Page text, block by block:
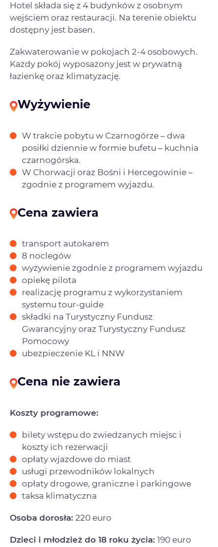
Hotel składa się z 4 budynków z osobnym
wejściem oraz restauracji. Na terenie obiektu
dostępny jest basen.
Zakwaterowanie w pokojach 2-4 osobowych.
Każdy pokój wyposażony jest w prywatną
łazienkę oraz klimatyzację.
Wyżywienie
W trakcie pobytu w Czarnogórze – dwa
posiłki dziennie w formie bufetu – kuchnia
czarnogórska.
W Chorwacji oraz Bośni i Hercegowinie –
zgodnie z programem wyjazdu.
Cena zawiera
transport autokarem
8 noclegów
wyżywienie zgodnie z programem wyjazdu
opiekę pilota
realizację programu z wykorzystaniem
systemu tour-guide
składki na Turystyczny Fundusz
Gwarancyjny oraz Turystyczny Fundusz
Pomocowy
ubezpieczenie KL i NNW
Cena nie zawiera
Koszty programowe:
bilety wstępu do zwiedzanych miejsc i
koszty ich rezerwacji
opłaty wjazdowe do miast
usługi przewodników lokalnych
opłaty drogowe, graniczne i parkingowe
taksa klimatyczna
Osoba dorosła: 220 euro
Dzieci i młodzież do 18 roku życia: 190 euro